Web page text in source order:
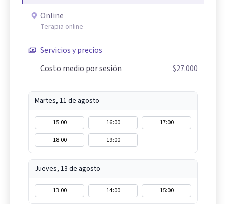
Online
Terapia online
Servicios y precios
Costo medio por sesión
$27.000
Martes, 11 de agosto
15:00 16:00
17:00
18:00
19:00
Jueves, 13 de agosto
13:00 14:00 15:00